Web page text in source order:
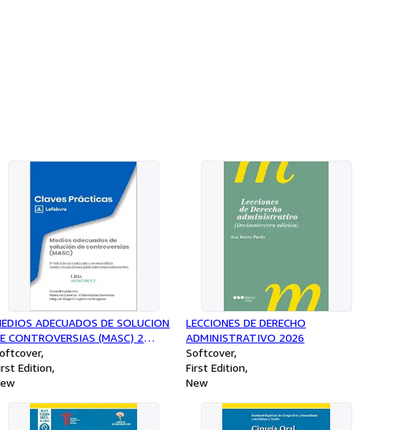
ADECUADOS DE SOLUCION
CONTROVERSIAS (MASC) 2
Edition
LECCIONES DE DERECHO
ADMINISTRATIVO 2026
Softcover
First Edition
New